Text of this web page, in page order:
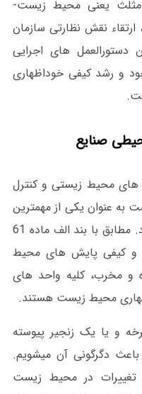
یعنی محیط زیست-
نقش نظارتی سازمان
دستورالعمل های اجرایی
و رشد کیفی خوداظهاری
صنایع
محیط زیستی و کنترل
به عنوان یکی از مهمترین
اصول توسعه پایدار شناخته می شود. مطابق با بند الف ماده 61
و کیفی پایش های محیط
و مخرب، کلیه واحد های
محیط زیست هستند.
و یا یک زنجیر پیوسته
دگرگونی آن میشویم.
تغییرات در محیط زیست